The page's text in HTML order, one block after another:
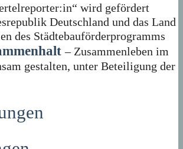
wird gefördert
Deutschland und das Land
des Städtebauförderprogramms
– Zusammenleben im
gestalten, unter Beteiligung der